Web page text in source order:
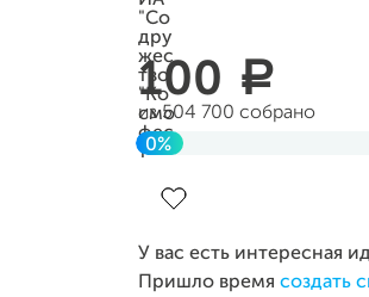
100 a
из 504 700 собрано
0%
У вас есть интересная
Пришло время создать